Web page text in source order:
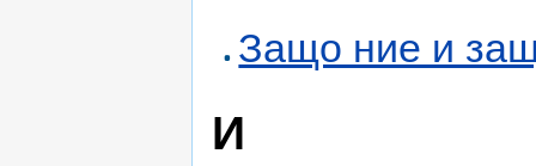
Защо ние и
И